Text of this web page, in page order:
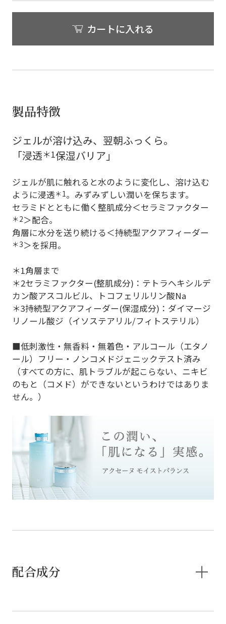
カートに入れる
製品特徴
ジェルが溶け込み、翌朝ふっくら。
「浸透＊1保湿バリア」
ジェルが肌に触れると水のように変化し、溶け込む
ように浸透＊1。みずみずしい潤いを保ちます。
セラミドとともに働く整肌成分＜セラミファクター
＊2＞配合。
角層に水分を送り続ける＜持続型アクアフィーダー
＊3＞を採用。
＊1角層まで
＊2セラミファクター(整肌成分)：テトラヘキシルデ
カン酸アスコルビル、トコフェリルリン酸Na
＊3持続型アクアフィーダー(保湿成分)：ダイマージ
リノール酸ジ（イソステアリル/フィトステリル）
■低刺激性・無香料・無着色・アルコール（エタノ
ール）フリー・ノンコメドジェニックテスト済み
（すべての方に、肌トラブルが起こらない、ニキビ
のもと（コメド）ができないというわけではありま
せん。）
配合成分